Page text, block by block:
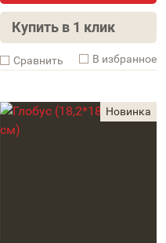
Купить в 1 клик
Cравнить В избранное